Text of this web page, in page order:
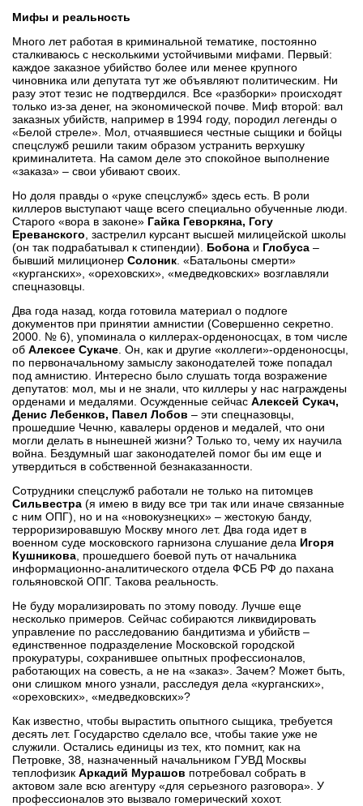
Мифы и реальность
Много лет работая в криминальной тематике, постоянно
сталкиваюсь с несколькими устойчивыми мифами. Первый:
каждое заказное убийство более или менее крупного
чиновника или депутата тут же объявляют политическим. Ни
разу этот тезис не подтвердился. Все «разборки» происходят
только из-за денег, на экономической почве. Миф второй: вал
заказных убийств, например в 1994 году, породил легенды о
«Белой стреле». Мол, отчаявшиеся честные сыщики и бойцы
спецслужб решили таким образом устранить верхушку
криминалитета. На самом деле это спокойное выполнение
«заказа» – свои убивают своих.
Но доля правды о «руке спецслужб» здесь есть. В роли
киллеров выступают чаще всего специально обученные люди.
Старого «вора в законе» Гайка Геворкяна, Гогу
Ереванского , застрелил курсант высшей милицейской школы
(он так подрабатывал к стипендии). Бобона и Глобуса –
бывший милиционер Солоник . «Батальоны смерти»
«курганских», «ореховских», «медведковских» возглавляли
спецназовцы.
Два года назад, когда готовила материал о подлоге
документов при принятии амнистии (Совершенно секретно.
2000. № 6), упоминала о киллерах-орденоносцах, в том числе
об Алексее Сукаче . Он, как и другие «коллеги»-орденоносцы,
по первоначальному замыслу законодателей тоже попадал
под амнистию. Интересно было слушать тогда возражение
депутатов: мол, мы и не знали, что киллеры у нас награждены
орденами и медалями. Осужденные сейчас Алексей Сукач,
Денис Лебенков, Павел Лобов – эти спецназовцы,
прошедшие Чечню, кавалеры орденов и медалей, что они
могли делать в нынешней жизни? Только то, чему их научила
война. Бездумный шаг законодателей помог бы им еще и
утвердиться в собственной безнаказанности.
Сотрудники спецслужб работали не только на питомцев
Сильвестра (я имею в виду все три так или иначе связанные
с ним ОПГ), но и на «новокузнецких» – жестокую банду,
терроризировавшую Москву много лет. Два года идет в
военном суде московского гарнизона слушание дела Игоря
Кушникова , прошедшего боевой путь от начальника
информационно-аналитического отдела ФСБ РФ до пахана
гольяновской ОПГ. Такова реальность.
Не буду морализировать по этому поводу. Лучше еще
несколько примеров. Сейчас собираются ликвидировать
управление по расследованию бандитизма и убийств –
единственное подразделение Московской городской
прокуратуры, сохранившее опытных профессионалов,
работающих на совесть, а не на «заказ». Зачем? Может быть,
они слишком много узнали, расследуя дела «курганских»,
«ореховских», «медведковских»?
Как известно, чтобы вырастить опытного сыщика, требуется
десять лет. Государство сделало все, чтобы такие уже не
служили. Остались единицы из тех, кто помнит, как на
Петровке, 38, назначенный начальником ГУВД Москвы
теплофизик Аркадий Мурашов потребовал собрать в
актовом зале всю агентуру «для серьезного разговора». У
профессионалов это вызвало гомерический хохот.